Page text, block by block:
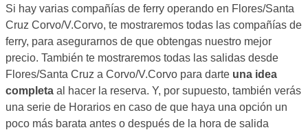
Si hay varias compañías de ferry operando en Flores/Santa
Cruz Corvo/V.Corvo, te mostraremos todas las compañías de
ferry, para asegurarnos de que obtengas nuestro mejor
precio. También te mostraremos todas las salidas desde
Flores/Santa Cruz a Corvo/V.Corvo para darte una idea
completa al hacer la reserva. Y, por supuesto, también verás
una serie de Horarios en caso de que haya una opción un
poco más barata antes o después de la hora de salida